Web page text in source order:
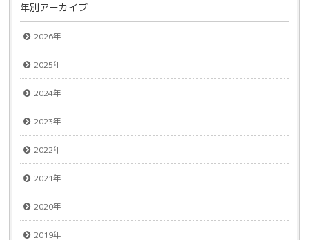
年別アーカイブ
2026年
2025年
2024年
2023年
2022年
2021年
2020年
2019年